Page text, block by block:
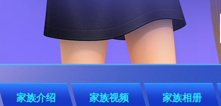
家族介绍 家族视频 家族相册